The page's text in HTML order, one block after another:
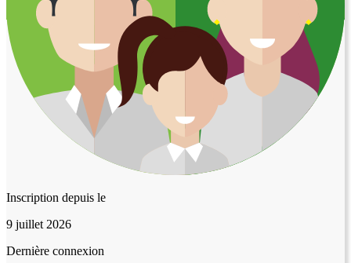
Inscription depuis le
9 juillet 2026
Dernière connexion